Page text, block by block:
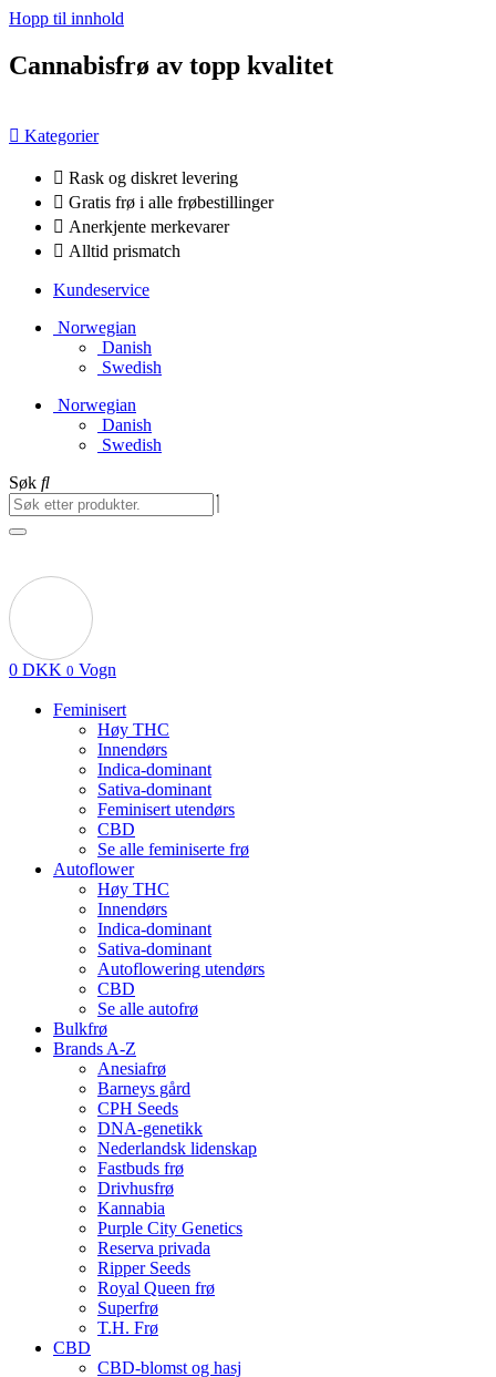
Hopp til innhold
Cannabisfrø av topp kvalitet
Kategorier
Rask og diskret levering
Gratis frø i alle frøbestillinger
Anerkjente merkevarer
Alltid prismatch
Kundeservice
Norwegian
Danish
Swedish
Norwegian
Danish
Swedish
Søk
0 DKK 0 Vogn
Feminisert
Høy THC
Innendørs
Indica-dominant
Sativa-dominant
Feminisert utendørs
CBD
Se alle feminiserte frø
Autoflower
Høy THC
Innendørs
Indica-dominant
Sativa-dominant
Autoflowering utendørs
CBD
Se alle autofrø
Bulkfrø
Brands A-Z
Anesiafrø
Barneys gård
CPH Seeds
DNA-genetikk
Nederlandsk lidenskap
Fastbuds frø
Drivhusfrø
Kannabia
Purple City Genetics
Reserva privada
Ripper Seeds
Royal Queen frø
Superfrø
T.H. Frø
CBD
CBD-blomst og hasj